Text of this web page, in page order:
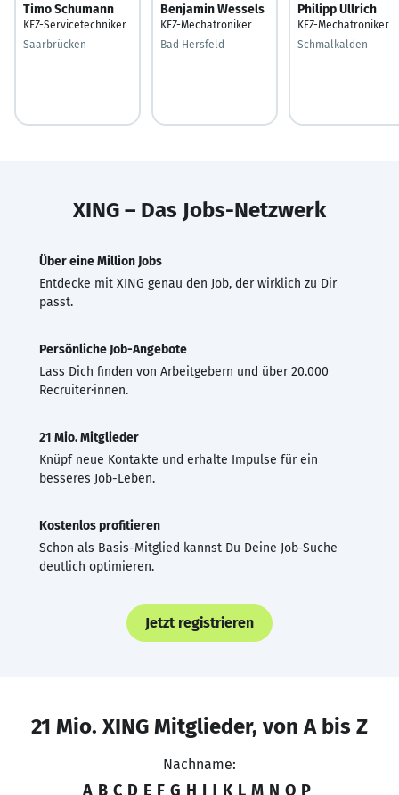
Timo Schumann
KFZ-Servicetechniker
Saarbrücken
Benjamin Wessels
KFZ-Mechatroniker
Bad Hersfeld
Philipp Ullrich
KFZ-Mechatroniker
Schmalkalden
XING – Das Jobs-Netzwerk
Über eine Million Jobs
Entdecke mit XING genau den Job, der wirklich zu Dir
passt.
Persönliche Job-Angebote
Lass Dich finden von Arbeitgebern und über 20.000
Recruiter·innen.
21 Mio. Mitglieder
Knüpf neue Kontakte und erhalte Impulse für ein
besseres Job-Leben.
Kostenlos profitieren
Schon als Basis-Mitglied kannst Du Deine Job-Suche
deutlich optimieren.
Jetzt registrieren
21 Mio. XING Mitglieder, von A bis Z
Nachname:
A B C D E F G H I J K L M N O P